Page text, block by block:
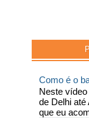
Como é o
Neste
de Delhi
que eu